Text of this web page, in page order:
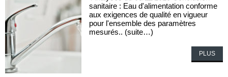
sanitaire : Eau d'alimentation conforme
aux exigences de qualité en vigueur
pour l'ensemble des paramètres
mesurés.. (suite…)
PLUS